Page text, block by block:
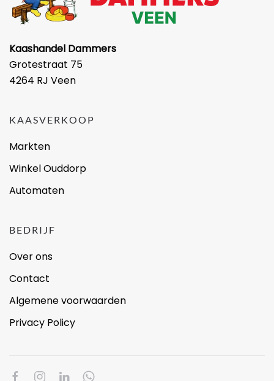
Kaashandel Dammers
Grotestraat 75
4264 RJ Veen
KAASVERKOOP
Markten
Winkel Ouddorp
Automaten
BEDRIJF
Over ons
Contact
Algemene voorwaarden
Privacy Policy